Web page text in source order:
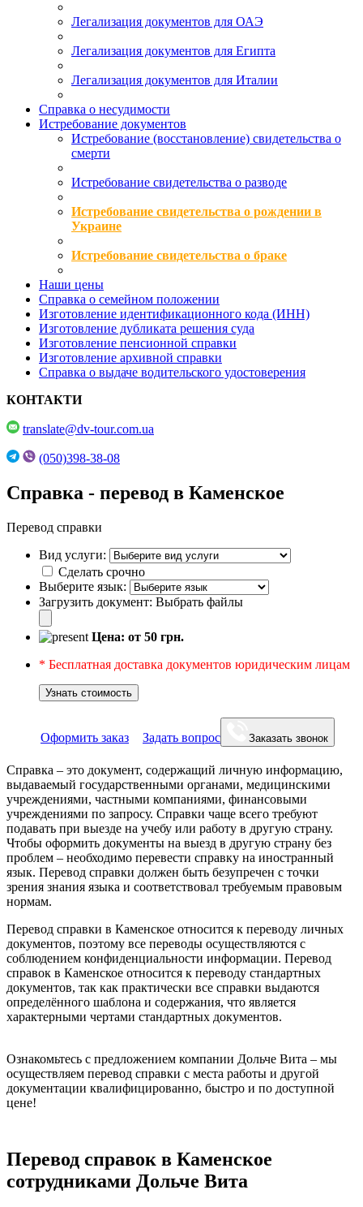
Легализация документов для ОАЭ
Легализация документов для Египта
Легализация документов для Италии
Справка о несудимости
Истребование документов
Истребование (восстановление) свидетельства о
смерти
Истребование свидетельства о разводе
Истребование свидетельства о рождении в
Украине
Истребование свидетельства о браке
Наши цены
Справка о семейном положении
Изготовление идентификационного кода (ИНН)
Изготовление дубликата решения суда
Изготовление пенсионной справки
Изготовление архивной справки
Справка о выдаче водительского удостоверения
КОНТАКТИ
translate@dv-tour.com.ua
(050)398-38-08
Справка - перевод в Каменское
Перевод справки
Вид услуги:
Сделать срочно
Выберите язык:
Загрузить документ: Выбрать файлы
Цена: от 50 грн.
* Бесплатная доставка документов юридическим лицам
Узнать стоимость
Оформить заказ Задать вопрос Заказать звонок
Справка – это документ, содержащий личную информацию,
выдаваемый государственными органами, медицинскими
учреждениями, частными компаниями, финансовыми
учреждениями по запросу. Справки чаще всего требуют
подавать при выезде на учебу или работу в другую страну.
Чтобы оформить документы на выезд в другую страну без
проблем – необходимо перевести справку на иностранный
язык. Перевод справки должен быть безупречен с точки
зрения знания языка и соответствовал требуемым правовым
нормам.
Перевод справки в Каменское относится к переводу личных
документов, поэтому все переводы осуществляются с
соблюдением конфиденциальности информации. Перевод
справок в Каменское относится к переводу стандартных
документов, так как практически все справки выдаются
определённого шаблона и содержания, что является
характерными чертами стандартных документов.
Ознакомьтесь с предложением компании Дольче Вита – мы
осуществляем перевод справки с места работы и другой
документации квалифицированно, быстро и по доступной
цене!
Перевод справок в Каменское
сотрудниками Дольче Вита